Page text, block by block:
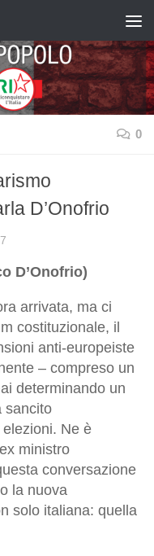
0
D’Onofrio
D’Onofrio)
arrivata, ma ci
costituzionale, il
anti-europeiste
– compreso un
determinando un
sancito
Ne è
ministro
conversazione
la nuova
solo italiana: quella